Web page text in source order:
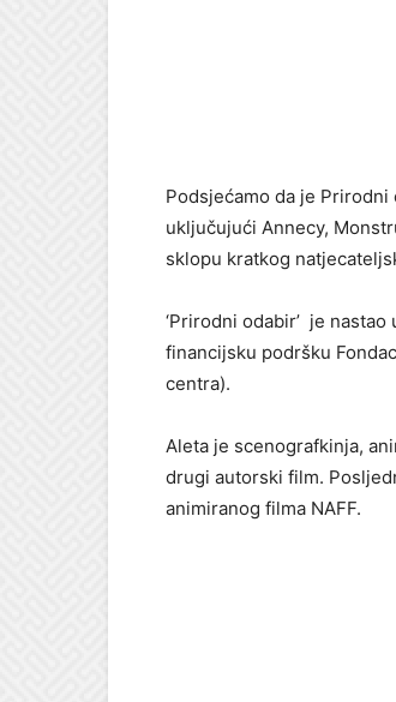
Podsjećamo da je
uključujući Annecy,
sklopu kratkog
‘Prirodni odabir’ je
financijsku podršku
centra).
Aleta je scenografkinja,
drugi autorski film.
animiranog filma NAFF.